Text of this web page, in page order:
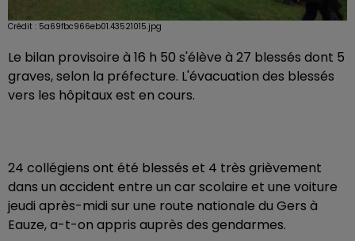
Crédit : 5a69fbc966eb01.43521015.jpg
Le bilan provisoire à 16 h 50 s'élève à 27 blessés dont 5
graves, selon la préfecture. L'évacuation des blessés
vers les hôpitaux est en cours.
24 collégiens ont été blessés et 4 très grièvement
dans un accident entre un car scolaire et une voiture
jeudi après-midi sur une route nationale du Gers à
Eauze, a-t-on appris auprès des gendarmes.